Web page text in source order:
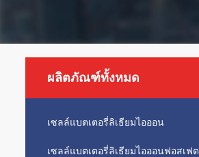
ผลิตภัณฑ์ทั้งหมด
เซลล์แบตเตอรี่ลิเธียมไอออน
เซลล์แบตเตอรี่ลิเธียมไอออนฟอสเฟต